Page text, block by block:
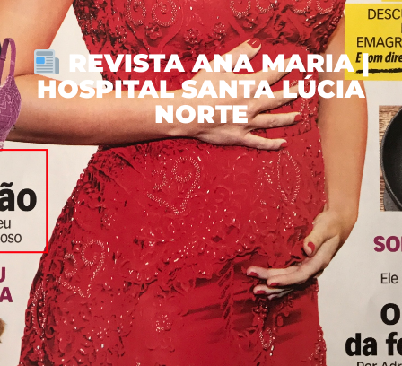
REVISTA ANA MARIA |
HOSPITAL SANTA LÚCIA
NORTE